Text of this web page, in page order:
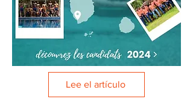
Lee el artículo